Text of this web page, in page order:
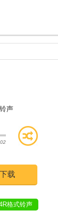
声
载
格式铃声